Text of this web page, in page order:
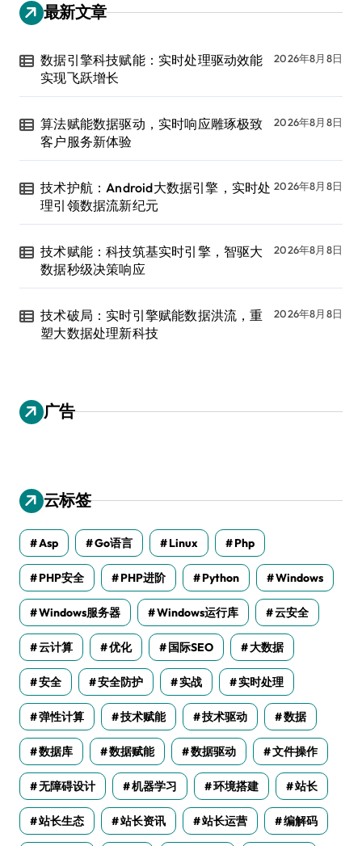
最新文章
数据引擎科技赋能：实时处理驱动效能
实现飞跃增长
2026年8月8日
算法赋能数据驱动，实时响应雕琢极致
客户服务新体验
2026年8月8日
技术护航：Android大数据引擎，实时处
理引领数据流新纪元
2026年8月8日
技术赋能：科技筑基实时引擎，智驱大
数据秒级决策响应
2026年8月8日
技术破局：实时引擎赋能数据洪流，重
塑大数据处理新科技
2026年8月8日
广告
云标签
Asp Go语言 Linux Php
PHP安全 PHP进阶 Python Windows
Windows服务器 Windows运行库 云安全
云计算 优化 国际SEO 大数据
安全 安全防护 实战 实时处理
弹性计算 技术赋能 技术驱动 数据
数据库 数据赋能 数据驱动 文件操作
无障碍设计 机器学习 环境搭建 站长
站长生态 站长资讯 站长运营 编解码